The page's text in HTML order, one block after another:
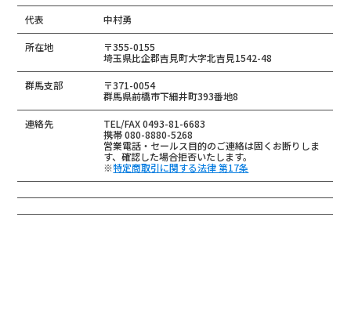
代表 中村勇
所在地
〒355-0155
埼玉県比企郡吉見町大字北吉見1542-48
群馬支部
〒371-0054
群馬県前橋市下細井町393番地8
連絡先
TEL/FAX 0493-81-6683
携帯 080-8880-5268
営業電話・セールス目的のご連絡は固くお断りしま
す、確認した場合拒否いたします。
※特定商取引に関する法律 第17条